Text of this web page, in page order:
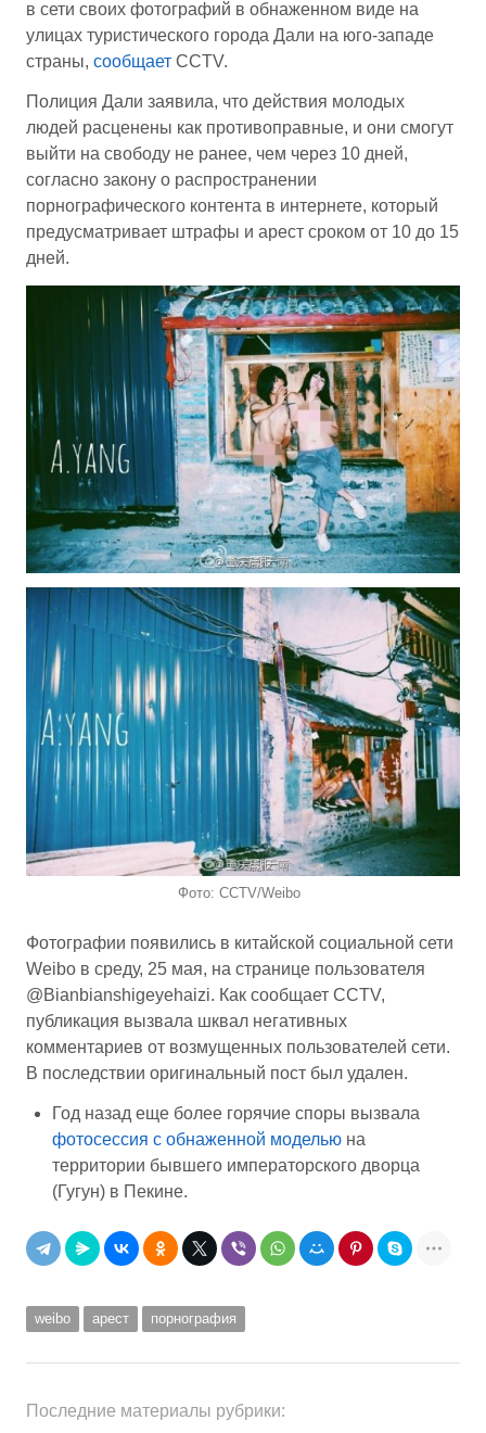
в сети своих фотографий в обнаженном виде на
улицах туристического города Дали на юго-западе
страны, сообщает CCTV.
Полиция Дали заявила, что действия молодых
людей расценены как противоправные, и они смогут
выйти на свободу не ранее, чем через 10 дней,
согласно закону о распространении
порнографического контента в интернете, который
предусматривает штрафы и арест сроком от 10 до 15
дней.
Фото: CCTV/Weibo
Фотографии появились в китайской социальной сети
Weibo в среду, 25 мая, на странице пользователя
@Bianbianshigeyehaizi. Как сообщает CCTV,
публикация вызвала шквал негативных
комментариев от возмущенных пользователей сети.
В последствии оригинальный пост был удален.
Год назад еще более горячие споры вызвала
фотосессия с обнаженной моделью на
территории бывшего императорского дворца
(Гугун) в Пекине.
weibo арест порнография
Последние материалы рубрики: